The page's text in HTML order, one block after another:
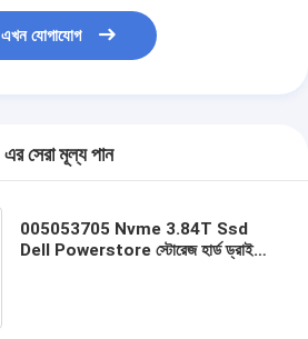
এখন যোগাযোগ
এর সেরা মূল্য পান
005053705 Nvme 3.84T Ssd
Dell Powerstore স্টোরেজ হার্ড ড্রাইভার